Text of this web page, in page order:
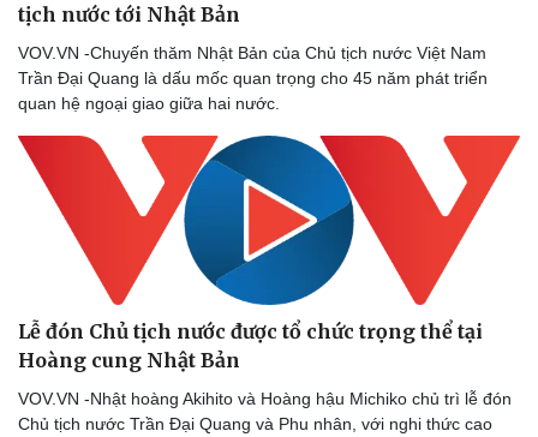
tịch nước tới Nhật Bản
VOV.VN -Chuyến thăm Nhật Bản của Chủ tịch nước Việt Nam
Trần Đại Quang là dấu mốc quan trọng cho 45 năm phát triển
quan hệ ngoại giao giữa hai nước.
Lễ đón Chủ tịch nước được tổ chức trọng thể tại
Hoàng cung Nhật Bản
VOV.VN -Nhật hoàng Akihito và Hoàng hậu Michiko chủ trì lễ đón
Chủ tịch nước Trần Đại Quang và Phu nhân, với nghi thức cao